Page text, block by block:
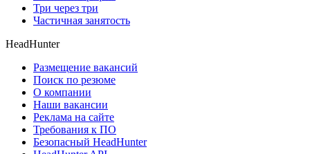
Три через три
Частичная занятость
HeadHunter
Размещение вакансий
Поиск по резюме
О компании
Наши вакансии
Реклама на сайте
Требования к ПО
Безопасный HeadHunter